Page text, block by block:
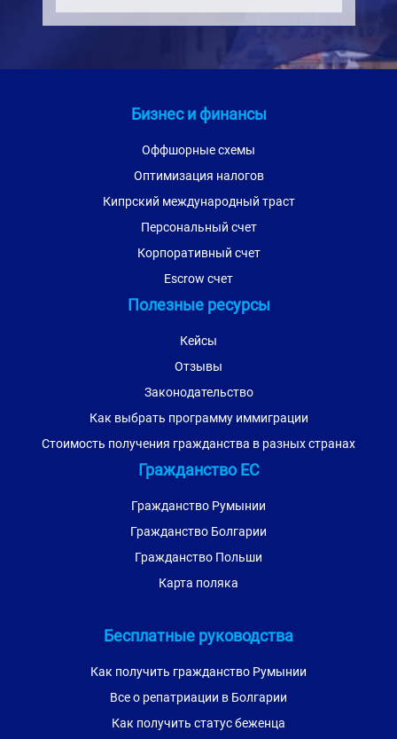
Бизнес и финансы
Оффшорные схемы
Оптимизация налогов
Кипрский международный траст
Персональный счет
Корпоративный счет
Escrow счет
Полезные ресурсы
Кейсы
Отзывы
Законодательство
Как выбрать программу иммиграции
Стоимость получения гражданства в разных странах
Гражданство ЕС
Гражданство Румынии
Гражданство Болгарии
Гражданство Польши
Карта поляка
Бесплатные руководства
Как получить гражданство Румынии
Все о репатриации в Болгарии
Как получить статус беженца